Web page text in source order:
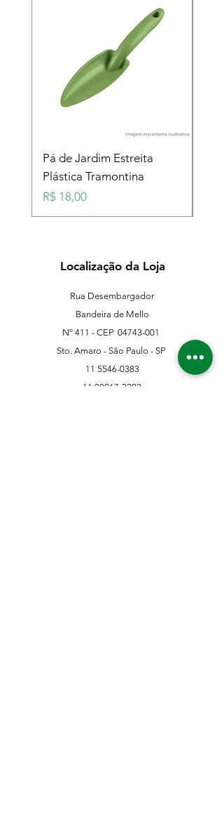
Pá de Jardim Estreita
Plástica Tramontina
Preço
R$ 18,00
Localização da Loja
Rua Desembargador
Bandeira de Mello
Nº 411 - CEP 04743-001
Sto. Amaro - São Paulo - SP
11 5546-0383
11 98067-3202